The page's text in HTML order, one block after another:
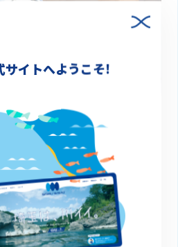
】志木市「カッパ伝説」を
サイトへようこそ!